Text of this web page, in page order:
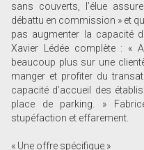
sans couverts, l’élue
débattu en commission » et
pas augmenter la capacité
Xavier Lédée complète : «
beaucoup plus sur une
manger et profiter du
capacité d’accueil des
place de parking. »
stupéfaction et effarement.
« Une offre spécifique »